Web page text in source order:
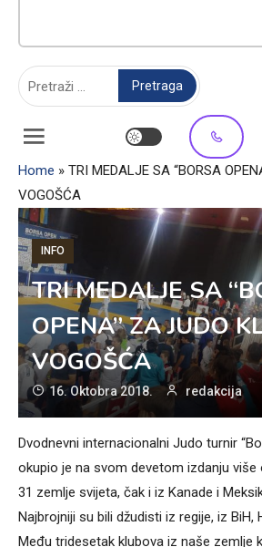
Home » TRI MEDALJE SA “BORSA
VOGOŠĆA
INFO
TRI MEDALJE SA
OPENA” ZA JUDO
VOGOŠĆA
16. Oktobra 2018. redakcija
Dvodnevni internacionalni Judo turnir
okupio je na svom devetom izdanju više
31 zemlje svijeta, čak i iz Kanade i
Najbrojniji su bili džudisti iz regije, iz BiH,
Među tridesetak klubova iz naše zemlje